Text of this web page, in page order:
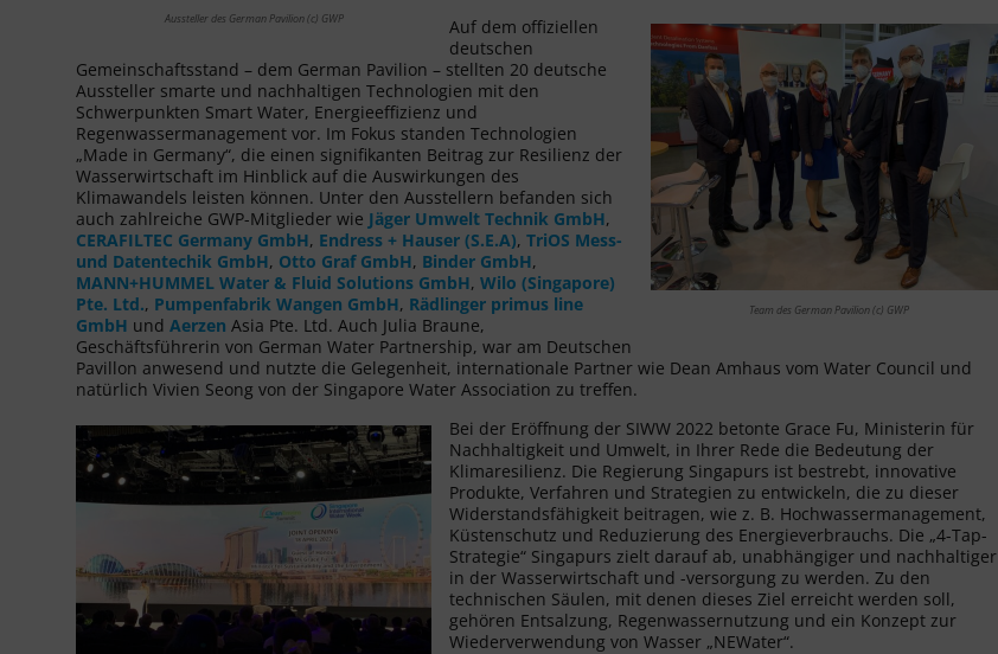
Aussteller des German Pavilion (c) GWP
Team des German Pavilion (c) GWP
Auf dem offiziellen
deutschen
Gemeinschaftsstand – dem German Pavilion – stellten 20 deutsche
Aussteller smarte und nachhaltigen Technologien mit den
Schwerpunkten Smart Water, Energieeffizienz und
Regenwassermanagement vor. Im Fokus standen Technologien
„Made in Germany“, die einen signifikanten Beitrag zur Resilienz der
Wasserwirtschaft im Hinblick auf die Auswirkungen des
Klimawandels leisten können. Unter den Ausstellern befanden sich
auch zahlreiche GWP-Mitglieder wie Jäger Umwelt Technik GmbH,
CERAFILTEC Germany GmbH, Endress + Hauser (S.E.A), TriOS Mess-
und Datentechik GmbH, Otto Graf GmbH, Binder GmbH,
MANN+HUMMEL Water & Fluid Solutions GmbH, Wilo (Singapore)
Pte. Ltd., Pumpenfabrik Wangen GmbH, Rädlinger primus line
GmbH und Aerzen Asia Pte. Ltd. Auch Julia Braune,
Geschäftsführerin von German Water Partnership, war am Deutschen
Pavillon anwesend und nutzte die Gelegenheit, internationale Partner wie Dean Amhaus vom Water Council und
natürlich Vivien Seong von der Singapore Water Association zu treffen.
Bei der Eröffnung der SIWW 2022 betonte Grace Fu, Ministerin für
Nachhaltigkeit und Umwelt, in Ihrer Rede die Bedeutung der
Klimaresilienz. Die Regierung Singapurs ist bestrebt, innovative
Produkte, Verfahren und Strategien zu entwickeln, die zu dieser
Widerstandsfähigkeit beitragen, wie z. B. Hochwassermanagement,
Küstenschutz und Reduzierung des Energieverbrauchs. Die „4-Tap-
Strategie“ Singapurs zielt darauf ab, unabhängiger und nachhaltiger
in der Wasserwirtschaft und -versorgung zu werden. Zu den
technischen Säulen, mit denen dieses Ziel erreicht werden soll,
gehören Entsalzung, Regenwassernutzung und ein Konzept zur
Wiederverwendung von Wasser „NEWater“.